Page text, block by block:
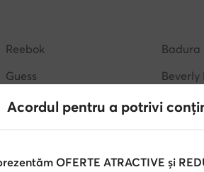
Reebok Badura
Guess Beverly
MEXX GINO
Kappa DC
Acordul pentru a potrivi
OFERTE ATRACTIVE și